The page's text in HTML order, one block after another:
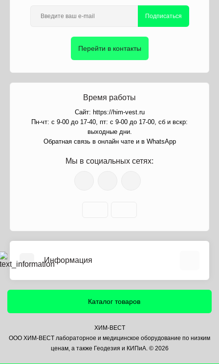
Подписаться
Перейти в контакты
Время работы
Сайт: https://him-vest.ru
Пн-чт: с 9-00 до 17-40, пт: с 9-00 до 17-00, сб и вскр:
выходные дни.
Обратная связь в онлайн чате и в WhatsApp
Мы в социальных сетях:
Информация
Информация о доставке
Политика безопасности
Контакты
Каталог товаров
ХИМ-ВЕСТ
ООО ХИМ-ВЕСТ лабораторное и медицинское оборудование по низким
ценам, а также Геодезия и КИПиА. © 2026